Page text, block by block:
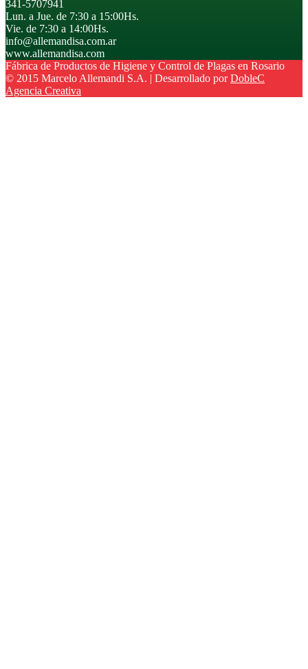
341-5707941
Lun. a Jue. de 7:30 a 15:00Hs.
Vie. de 7:30 a 14:00Hs.
info@allemandisa.com.ar
www.allemandisa.com
Fábrica de Productos de Higiene y Control de Plagas en Rosario
© 2015 Marcelo Allemandi S.A. | Desarrollado porDobleC
Agencia Creativa